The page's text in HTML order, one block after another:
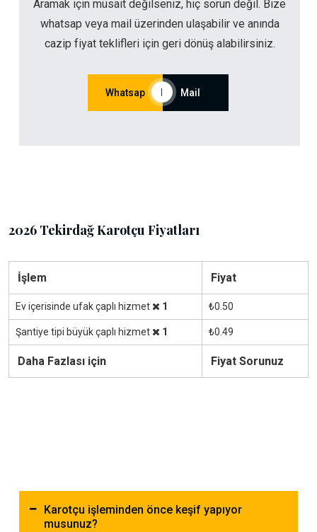
Aramak için müsait değilseniz, hiç sorun değil. Bize
whatsap veya mail üzerinden ulaşabilir ve anında
cazip fiyat teklifleri için geri dönüş alabilirsiniz.
Whatsap Mail
2026 Tekirdağ Karotçu Fiyatları
İşlem Fiyat
Ev içerisinde ufak çaplı hizmet 1 ₺0.50
Şantiye tipi büyük çaplı hizmet 1 ₺0.49
Daha Fazlası için Fiyat Sorunuz
Karotçu işleminden önce keşif yapıyor
musunuz?